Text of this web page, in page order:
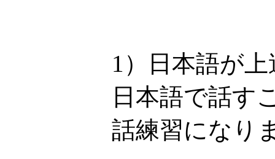
1）日本語が
日本語で話す
話練習になり